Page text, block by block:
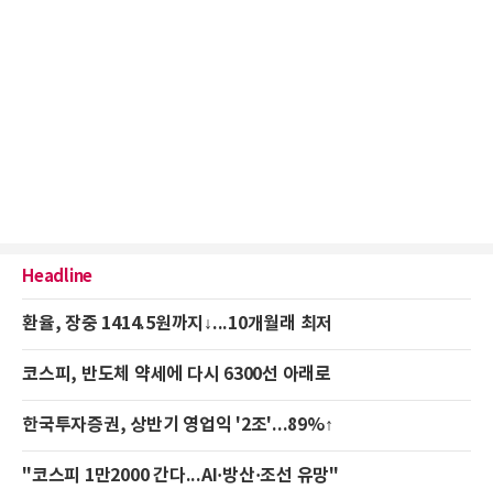
Headline
환율, 장중 1414.5원까지↓...10개월래 최저
코스피, 반도체 약세에 다시 6300선 아래로
한국투자증권, 상반기 영업익 '2조'...89%↑
"코스피 1만2000 간다...AI·방산·조선 유망"